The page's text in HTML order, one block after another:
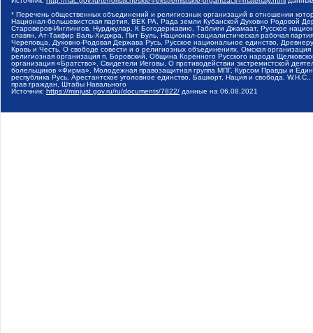
* Перечень общественных объединений и религиозных организаций в отношении
Национал-большевистская партия, ВЕК РА, Рада земли Кубанской Духовно Родовой
Староверов-Инглингов, Нурджулар, К Богодержавию, Таблиги Джамаат, Русское
славян, Ат-Такфир Валь-Хиджра, Пит Буль, Национал-социалистическая рабочая
Череповца, Духовно-Родовая Держава Русь, Русское национальное единство,
Кровь и Честь, О свободе совести и о религиозных объединениях, Омская
религиозная организация п. Боровский, Община Коренного Русского народа
организация «Братство», Свидетели Иеговы, О противодействии экстремистской
болельщиков «Фирма», Молодежная правозащитная группа МПГ, Курсом Правды и
республика Русь, Арестантское уголовное единство, Башкорт, Нация и свобода,
прав граждан, Штабы Навального
Источник: https://minjust.gov.ru/ru/documents/7822/ данные на 06.08.2021